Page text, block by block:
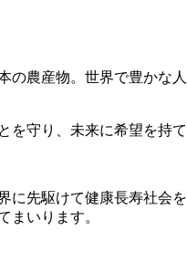
農産物。世界で豊かな
守り、未来に希望を持
先駆けて健康長寿社会
まいります。